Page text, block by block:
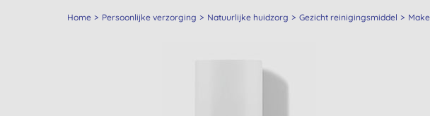
Home Persoonlijke verzorging Natuurlijke huidzorg Gezicht reinigingsmiddel